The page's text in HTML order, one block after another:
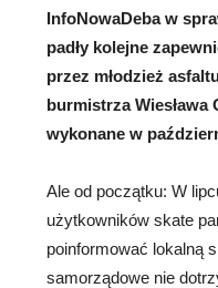
InfoNowaDeba w
padły kolejne
przez młodzież
burmistrza Wiesława
wykonane w
Ale od początku: W
użytkowników skate
poinformować lokalną
samorządowe nie